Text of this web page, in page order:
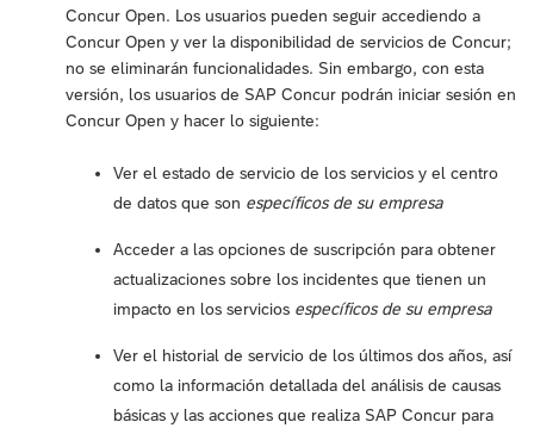
Concur Open. Los usuarios pueden seguir accediendo a
Concur Open y ver la disponibilidad de servicios de Concur;
no se eliminarán funcionalidades. Sin embargo, con esta
versión, los usuarios de SAP Concur podrán iniciar sesión en
Concur Open y hacer lo siguiente:
Ver el estado de servicio de los servicios y el centro
de datos que son específicos de su empresa
Acceder a las opciones de suscripción para obtener
actualizaciones sobre los incidentes que tienen un
impacto en los servicios específicos de su empresa
Ver el historial de servicio de los últimos dos años, así
como la información detallada del análisis de causas
básicas y las acciones que realiza SAP Concur para